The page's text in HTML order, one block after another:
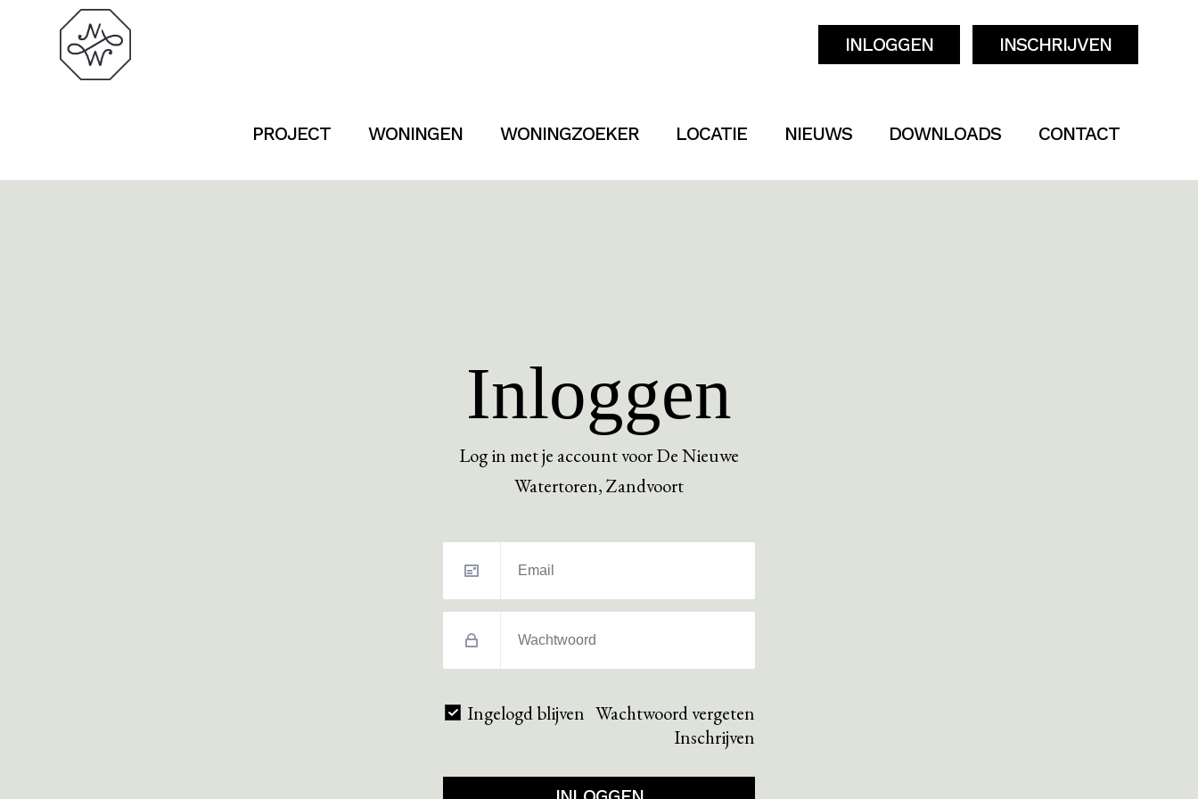
INLOGGEN INSCHRIJVEN
PROJECT WONINGEN WONINGZOEKER LOCATIE NIEUWS DOWNLOADS CONTACT
Inloggen
Log in met je account voor De Nieuwe
Watertoren, Zandvoort
Ingelogd blijven Wachtwoord vergeten
Inschrijven